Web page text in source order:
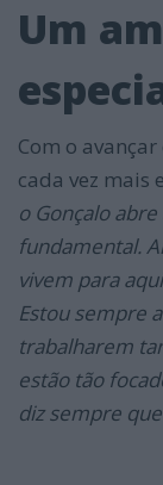
Um
Com o
cada vez mais
o Gonçalo
fundamental.
vivem para
Estou sempre
trabalharem
estão tão
diz sempre